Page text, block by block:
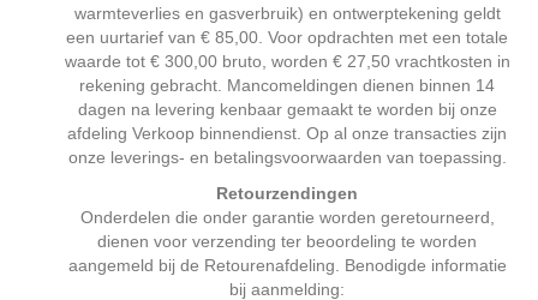
warmteverlies en gasverbruik) en ontwerptekening geldt
een uurtarief van € 85,00. Voor opdrachten met een totale
waarde tot € 300,00 bruto, worden € 27,50 vrachtkosten in
rekening gebracht. Mancomeldingen dienen binnen 14
dagen na levering kenbaar gemaakt te worden bij onze
afdeling Verkoop binnendienst. Op al onze transacties zijn
onze leverings- en betalingsvoorwaarden van toepassing.
Retourzendingen
Onderdelen die onder garantie worden geretourneerd,
dienen voor verzending ter beoordeling te worden
aangemeld bij de Retourenafdeling. Benodigde informatie
bij aanmelding: